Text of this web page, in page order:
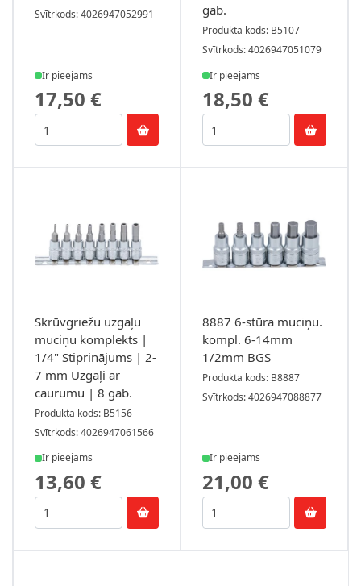
Svītrkods: 4026947052991
Ir pieejams
17,50 €
gab.
Produkta kods: B5107
Svītrkods: 4026947051079
Ir pieejams
18,50 €
Skrūvgriežu uzgaļu
muciņu komplekts |
1/4" Stiprinājums | 2-
7 mm Uzgaļi ar
caurumu | 8 gab.
Produkta kods: B5156
Svītrkods: 4026947061566
Ir pieejams
13,60 €
8887 6-stūra muciņu.
kompl. 6-14mm
1/2mm BGS
Produkta kods: B8887
Svītrkods: 4026947088877
Ir pieejams
21,00 €